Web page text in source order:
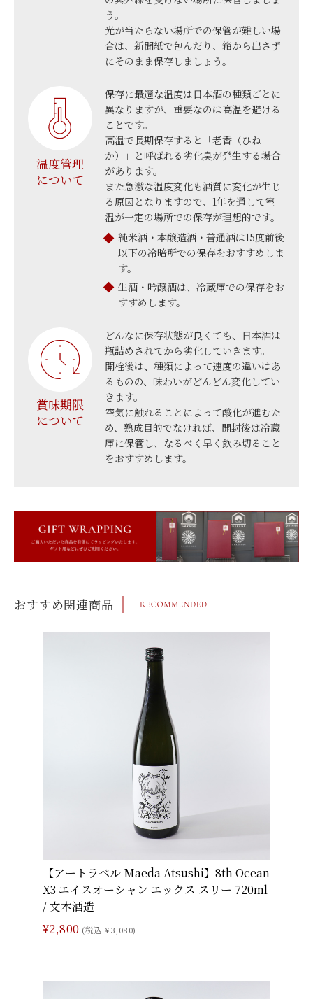
う。
光が当たらない場所での保管が難しい場
合は、新聞紙で包んだり、箱から出さず
にそのまま保存しましょう。
温度管理
について
保存に最適な温度は日本酒の種類ごとに
異なりますが、重要なのは高温を避ける
ことです。
高温で長期保存すると「老香（ひね
か）」と呼ばれる劣化臭が発生する場合
があります。
また急激な温度変化も酒質に変化が生じ
る原因となりますので、1年を通して室
温が一定の場所での保存が理想的です。
純米酒・本醸造酒・普通酒は15度前後
以下の冷暗所での保存をおすすめしま
す。
生酒・吟醸酒は、冷蔵庫での保存をお
すすめします。
賞味期限
について
どんなに保存状態が良くても、日本酒は
瓶詰めされてから劣化していきます。
開栓後は、種類によって速度の違いはあ
るものの、味わいがどんどん変化してい
きます。
空気に触れることによって酸化が進むた
め、熟成目的でなければ、開封後は冷蔵
庫に保管し、なるべく早く飲み切ること
をおすすめします。
おすすめ関連商品
【アートラベル Maeda Atsushi】8th Ocean
X3 エイスオーシャン エックス スリー 720ml
/ 文本酒造
¥2,800 (税込 ¥3,080)